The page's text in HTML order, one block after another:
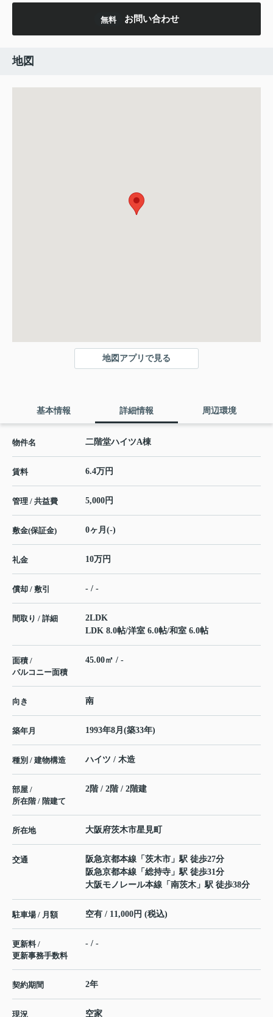
無料 お問い合わせ
地図
地図アプリで見る
基本情報 詳細情報 周辺環境
物件名 二階堂ハイツA棟
賃料 6.4万円
管理 / 共益費 5,000円
敷金(保証金) 0ヶ月(-)
礼金 10万円
償却 / 敷引 - / -
間取り / 詳細
2LDK
LDK 8.0帖/洋室 6.0帖/和室 6.0帖
面積 /
バルコニー面積
45.00㎡ / -
向き 南
築年月 1993年8月(築33年)
種別 / 建物構造 ハイツ / 木造
部屋 /
所在階 / 階建て
2階 / 2階 / 2階建
所在地 大阪府茨木市星見町
交通 阪急京都本線 「 茨木市 」駅 徒歩27分
阪急京都本線 「 総持寺 」駅 徒歩31分
大阪モノレール本線 「 南茨木 」駅 徒歩38分
駐車場 / 月額 空有 / 11,000円 (税込)
更新料 /
更新事務手数料
- / -
契約期間 2年
現況 空家